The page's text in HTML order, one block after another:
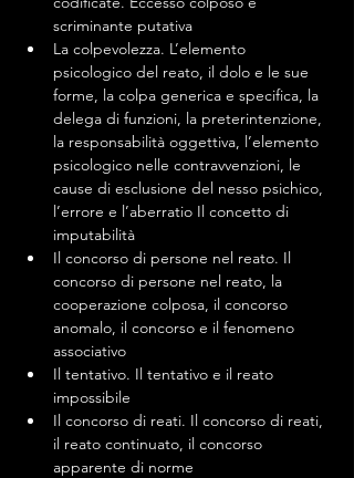
scriminante putativa
La colpevolezza. L’elemento
psicologico del reato, il dolo e le sue
forme, la colpa generica e specifica, la
delega di funzioni, la preterintenzione,
la responsabilità oggettiva, l’elemento
psicologico nelle contravvenzioni, le
cause di esclusione del nesso psichico,
l’errore e l’aberratio Il concetto di
imputabilità
Il concorso di persone nel reato. Il
concorso di persone nel reato, la
cooperazione colposa, il concorso
anomalo, il concorso e il fenomeno
associativo
Il tentativo. Il tentativo e il reato
impossibile
Il concorso di reati. Il concorso di reati,
il reato continuato, il concorso
apparente di norme